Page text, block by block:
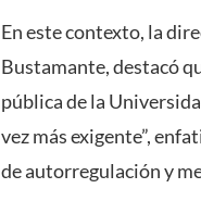
En este contexto, la
Bustamante, destacó
pública de la
vez más exigente”,
de autorregulación y